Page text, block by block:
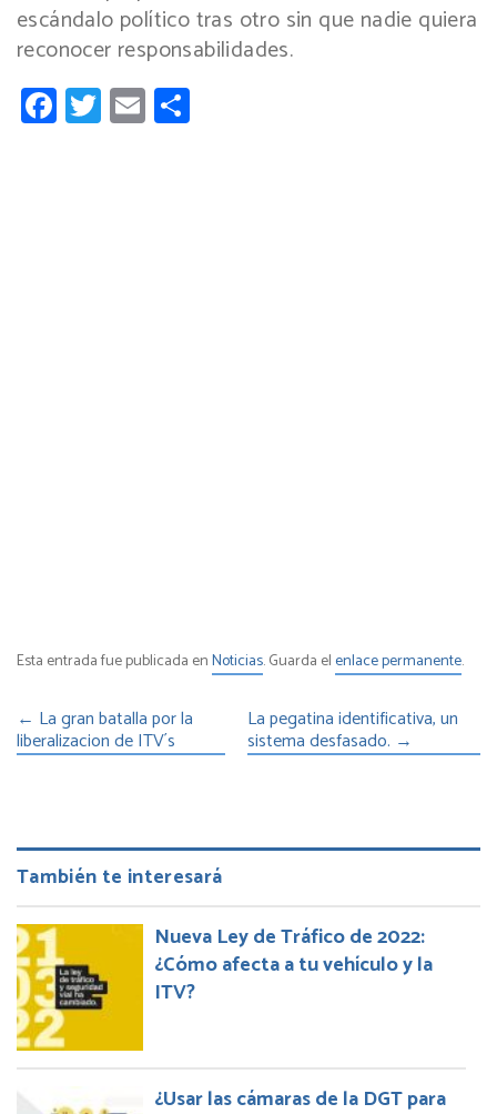
escándalo político tras otro sin que nadie quiera
reconocer responsabilidades.
Facebook
Twitter
Email
Esta entrada fue publicada enNoticias. Guarda elenlace permanente.
← La gran batalla por la
liberalizacion de ITV´s
La pegatina identificativa, un
sistema desfasado. →
También te interesará
Nueva Ley de Tráfico de 2022:
¿Cómo afecta a tu vehículo y la
ITV?
¿Usar las cámaras de la DGT para